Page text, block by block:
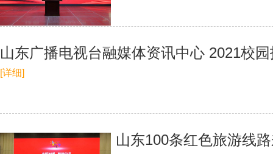
山东广播电视台融媒体资讯中心 2021校
[详细]
山东100条红色旅游线